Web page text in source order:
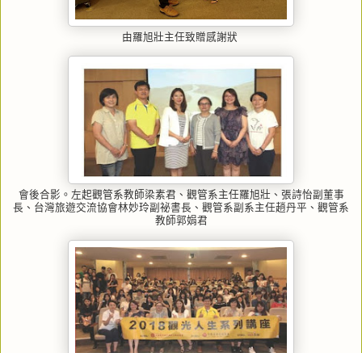
由羅旭壯主任致贈感謝狀
會後合影。左起觀管系教師梁素君、觀管系主任羅旭壯、 張詩怡副董事
長 、 台灣旅遊交流協會林妙玲副祕書長、觀管系副系主任趙丹平、觀管系
教師郭娟君